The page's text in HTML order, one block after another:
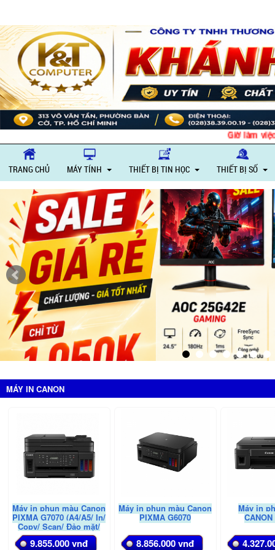
Giờ làm việc:
TRANG CHỦ MÁY TÍNH THIẾT BỊ TIN HỌC THIẾT BỊ SỐ
MÁY IN CANON
Máy in phun màu Canon
PIXMA G7070 (A4/A5/ In/
Copy/ Scan/ Đảo mặt/
USB/ LAN/ WIFI)
9.855.000 vnđ
Máy in phun màu Canon
PIXMA G6070
8.856.000 vnđ
Máy in